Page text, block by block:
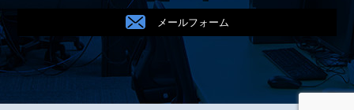
メールフォーム